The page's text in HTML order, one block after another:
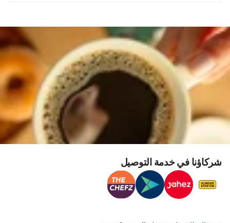
شركاؤنا في خدمة التوصيل